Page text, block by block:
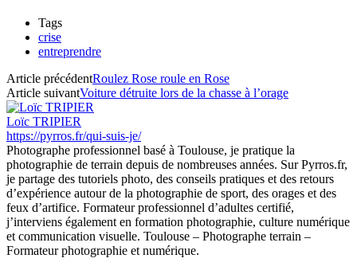
Tags
crise
entreprendre
Article précédentRoulez Rose roule en Rose
Article suivantVoiture détruite lors de la chasse à l’orage
Loïc TRIPIER
https://pyrros.fr/qui-suis-je/
Photographe professionnel basé à Toulouse, je pratique la
photographie de terrain depuis de nombreuses années. Sur Pyrros.fr,
je partage des tutoriels photo, des conseils pratiques et des retours
d’expérience autour de la photographie de sport, des orages et des
feux d’artifice. Formateur professionnel d’adultes certifié,
j’interviens également en formation photographie, culture numérique
et communication visuelle. Toulouse – Photographe terrain –
Formateur photographie et numérique.